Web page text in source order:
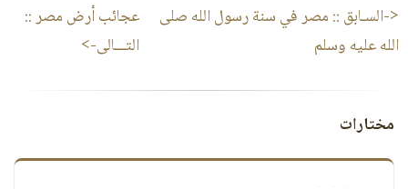
<-السـابق :: مصر في سنة رسول الله صلى
الله عليه وسلم
عجائب أرض مصر::
التـــالى->
مختارات